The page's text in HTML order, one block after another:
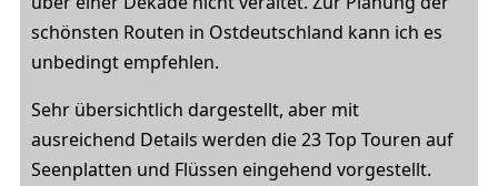
schönsten Routen in Ostdeutschland kann ich es
unbedingt empfehlen.
Sehr übersichtlich dargestellt, aber mit
ausreichend Details werden die 23 Top Touren auf
Seenplatten und Flüssen eingehend vorgestellt.